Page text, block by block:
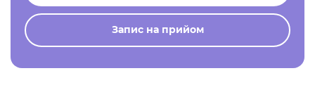
Запис на прийом